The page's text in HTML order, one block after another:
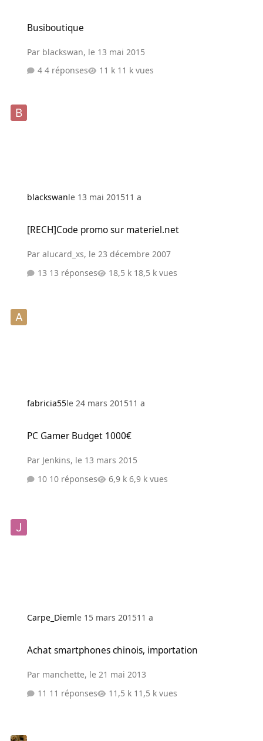
Busiboutique
Par blackswan, le 13 mai 2015
4 réponses
11 k vues
blackswanle 13 mai 201511 a
[RECH]Code promo sur materiel.net
Paralucard_xs, le 23 décembre 2007
13 réponses
18,5 k vues
fabricia55le 24 mars 201511 a
PC Gamer Budget 1000€
Par Jenkins, le 13 mars 2015
10 réponses
6,9 k vues
Carpe_Diemle 15 mars 201511 a
Achat smartphones chinois, importation
Par manchette, le 21 mai 2013
11 réponses
11,5 k vues